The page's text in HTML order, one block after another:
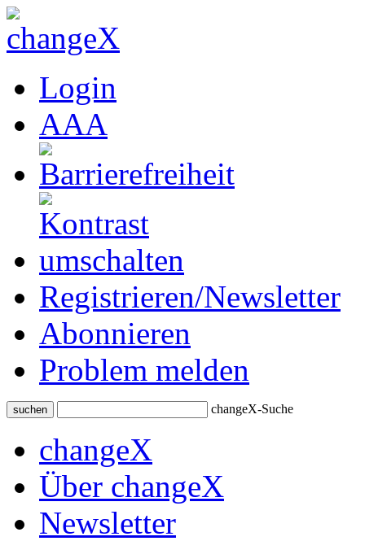
Login
AAA
Registrieren/Newsletter
Abonnieren
Problem melden
suchen changeX-Suche
changeX
Über changeX
Newsletter